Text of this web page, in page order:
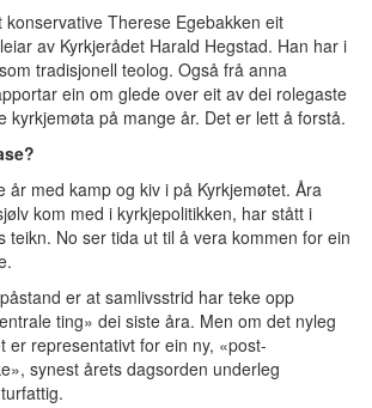
konservative Therese Egebakken eit
av Kyrkjerådet Harald Hegstad. Han har i
tradisjonell teolog. Også frå anna
ein om glede over eit av dei rolegaste
kyrkjemøta på mange år. Det er lett å forstå.
år med kamp og kiv i på Kyrkjemøtet. Åra
kom med i kyrkjepolitikken, har stått i
teikn. No ser tida ut til å vera kommen for ein
er at samlivsstrid har teke opp
ting» dei siste åra. Men om det nyleg
er representativt for ein ny, «post-
synest årets dagsorden underleg